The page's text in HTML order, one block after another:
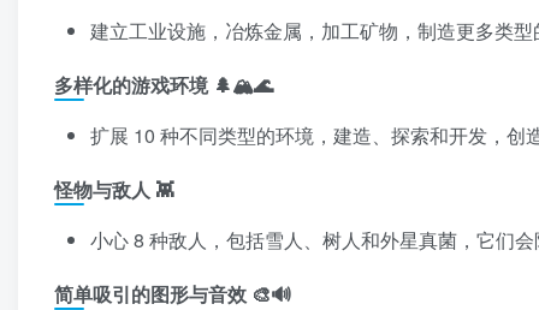
建立工业设施，冶炼金属，加工矿物，制造更多类
多样化的游戏环境 🌲🏔️🌊
扩展 10 种不同类型的环境，建造、探索和开发，创
怪物与敌人 👾
小心 8 种敌人，包括雪人、树人和外星真菌，它们
简单吸引的图形与音效 🎨🔊